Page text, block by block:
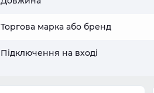
Торгова марка або бренд
Підключення на вході